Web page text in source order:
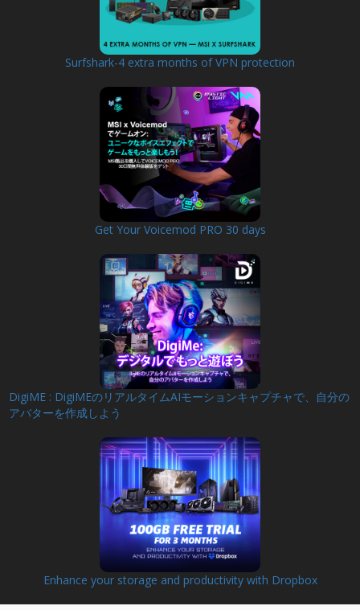
Surfshark-4 extra months of VPN protection
Get Your Voicemod PRO 30 days
DigiME : DigiMEのリアルタイムAIモーションキャプチャで、自分の
アバターを作成しよう
Enhance your storage and productivity with Dropbox